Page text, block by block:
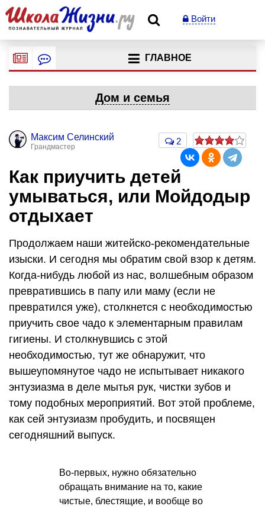
Войти
ГЛАВНОЕ
Дом и семья
Максим Селинский
Грандмастер
2
Как приучить детей
умываться, или Мойдодыр
отдыхает
Продолжаем наши житейско-рекомендательные
изыски. И сегодня мы обратим свой взор к детям.
Когда-нибудь любой из нас, волшебным образом
превратившись в папу или маму (если не
превратился уже), столкнется с необходимостью
приучить свое чадо к элементарным правилам
гигиены. И столкнувшись с этой
необходимостью, тут же обнаружит, что
вышеупомянутое чадо не испытывает никакого
энтузиазма в деле мытья рук, чистки зубов и
тому подобных мероприятий. Вот этой проблеме,
как сей энтузиазм пробудить, и посвящен
сегодняшний выпуск.
Во-первых, нужно обязательно
обращать внимание на то, какие
чистые, блестящие, и вообще во